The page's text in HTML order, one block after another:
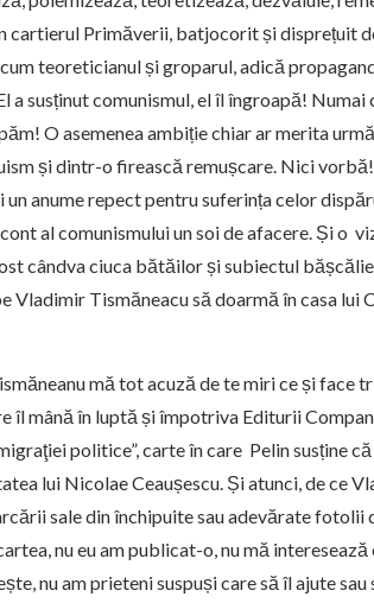
cartierul Primăverii, batjocorit și disprețuit
teoreticianul și groparul, adică
a susținut comunismul, el îl îngroapă! Numai
O asemenea ambiție chiar ar merita
și dintr-o firească remușcare. Nici
un anume repect pentru suferința celor
al comunismului un soi de afacere. Și o
cândva ciuca bătăilor și subiectul
Vladimir Tismăneacu să doarmă în casa lui
mă tot acuză de te miri ce și face
îl mână în luptă și împotriva Editurii
politice”, carte în care Pelin susține
lui Nicolae Ceaușescu. Și atunci, de ce
sale din închipuite sau adevărate fotolii
nu eu am publicat-o, nu mă
nu am prieteni suspuși care să îl ajute sau